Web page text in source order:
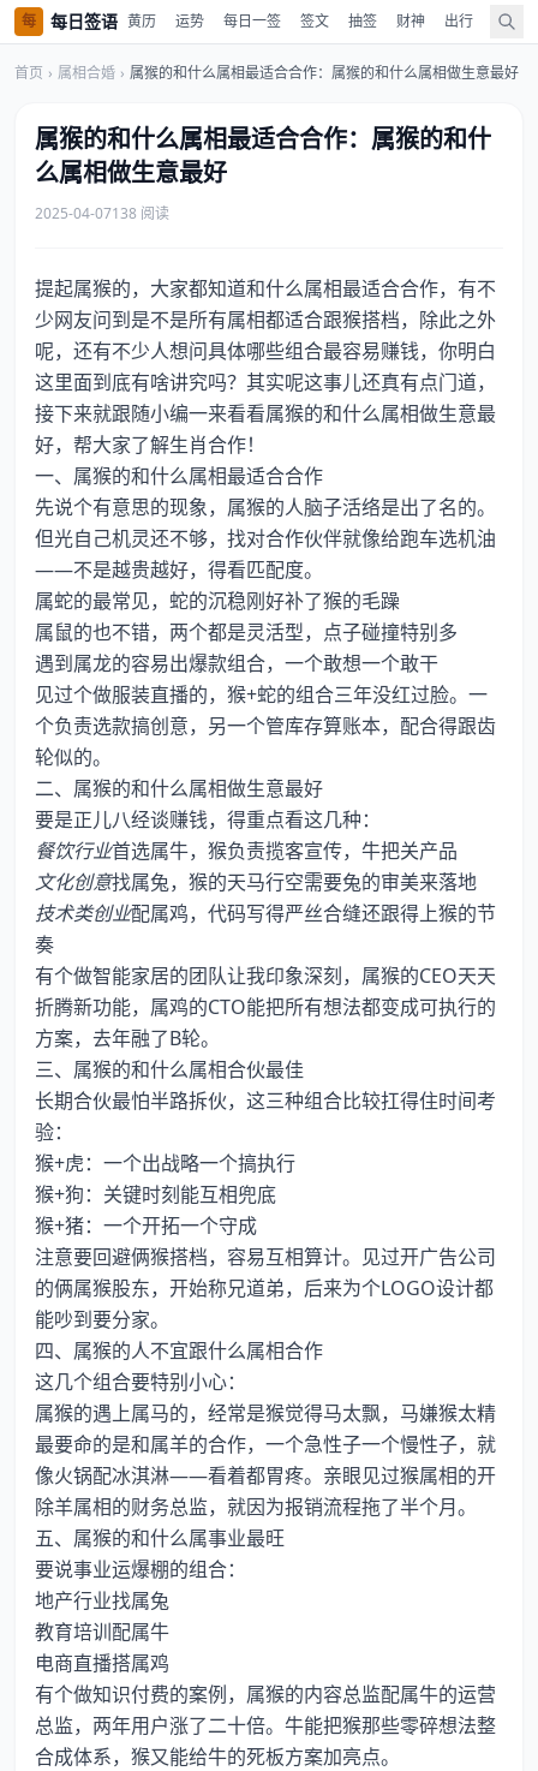
每 每日签语 黄历 运势 每日一签 签文 抽签 财神 出行 值神
首页 › 属相合婚 › 属猴的和什么属相最适合合作：属猴的和什么属相做生意最好
属猴的和什么属相最适合合作：属猴的和什
么属相做生意最好
2025-04-07138 阅读
提起属猴的，大家都知道和什么属相最适合合作，有不
少网友问到是不是所有属相都适合跟猴搭档，除此之外
呢，还有不少人想问具体哪些组合最容易赚钱，你明白
这里面到底有啥讲究吗？其实呢这事儿还真有点门道，
接下来就跟随小编一来看看属猴的和什么属相做生意最
好，帮大家了解生肖合作！
一、属猴的和什么属相最适合合作
先说个有意思的现象，属猴的人脑子活络是出了名的。
但光自己机灵还不够，找对合作伙伴就像给跑车选机油
——不是越贵越好，得看匹配度。
属蛇的最常见，蛇的沉稳刚好补了猴的毛躁
属鼠的也不错，两个都是灵活型，点子碰撞特别多
遇到属龙的容易出爆款组合，一个敢想一个敢干
见过个做服装直播的，猴+蛇的组合三年没红过脸。一
个负责选款搞创意，另一个管库存算账本，配合得跟齿
轮似的。
二、属猴的和什么属相做生意最好
要是正儿八经谈赚钱，得重点看这几种：
餐饮行业首选属牛，猴负责揽客宣传，牛把关产品
文化创意找属兔，猴的天马行空需要兔的审美来落地
技术类创业配属鸡，代码写得严丝合缝还跟得上猴的节
奏
有个做智能家居的团队让我印象深刻，属猴的CEO天天
折腾新功能，属鸡的CTO能把所有想法都变成可执行的
方案，去年融了B轮。
三、属猴的和什么属相合伙最佳
长期合伙最怕半路拆伙，这三种组合比较扛得住时间考
验：
猴+虎：一个出战略一个搞执行
猴+狗：关键时刻能互相兜底
猴+猪：一个开拓一个守成
注意要回避俩猴搭档，容易互相算计。见过开广告公司
的俩属猴股东，开始称兄道弟，后来为个LOGO设计都
能吵到要分家。
四、属猴的人不宜跟什么属相合作
这几个组合要特别小心：
属猴的遇上属马的，经常是猴觉得马太飘，马嫌猴太精
最要命的是和属羊的合作，一个急性子一个慢性子，就
像火锅配冰淇淋——看着都胃疼。亲眼见过猴属相的开
除羊属相的财务总监，就因为报销流程拖了半个月。
五、属猴的和什么属事业最旺
要说事业运爆棚的组合：
地产行业找属兔
教育培训配属牛
电商直播搭属鸡
有个做知识付费的案例，属猴的内容总监配属牛的运营
总监，两年用户涨了二十倍。牛能把猴那些零碎想法整
合成体系，猴又能给牛的死板方案加亮点。